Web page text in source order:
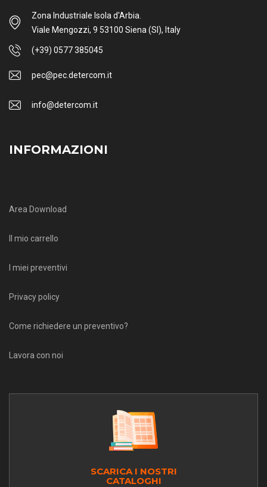
Zona Industriale Isola d'Arbia.
Viale Mengozzi, 9 53100 Siena (SI), Italy
(+39) 0577 385045
pec@pec.detercom.it
info@detercom.it
INFORMAZIONI
Area Download
Il mio carrello
I miei preventivi
Privacy policy
Come richiedere un preventivo?
Lavora con noi
SCARICA I NOSTRI
CATALOGHI